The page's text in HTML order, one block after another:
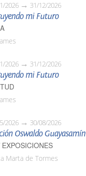
2026 31/12/2026
mi Futuro
2026 31/12/2026
mi Futuro
2026 30/08/2026
Oswaldo Guayasamín
Marta de Tormes